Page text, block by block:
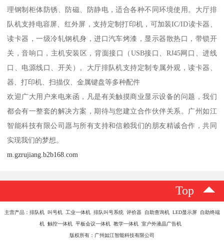
理钢制柜体防锈、防磁、防静电，适合各种不同环境使用。大厅排
队机支持电容屏、红外屏，支持定制打印机，可加装IC/ID读卡器、
读卡器，一级冷轧钢机身，进口汽车烤漆，显示器散热口，带锁开
关，音响口，主机安装区，背面接口（USB接口、RJ45网口、进线
口、电源线口、开关）。大厅排队机支持定制专属外观，读卡器、
器、打印机、扫描仪、金属键盘等多种配件
欢迎广大用户来电来函，凡是有关触摸商业显示设备的问题，我们
都会有一整套的解决方案，期待与您建立合作伙伴关系。广州如江
智能科技有限公司愿与所有支持和信赖我们的朋友精诚合作，共同
实现我们的梦想。
m.gzrujiang.b2b168.com
Top
主营产品：排队机 叫号机 工业一体机 排队叫号系统 评价器 自助查询机 LED显示屏 自助终端
机 触控一体机 平板会议一体机 教学一体机 室户外液晶广告机
版权所有：广州如江智能科技有限公司